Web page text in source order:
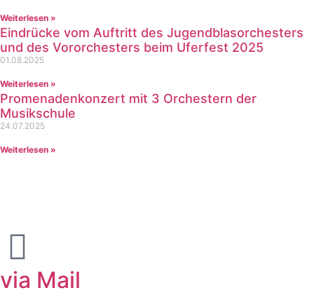
Weiterlesen »
Eindrücke vom Auftritt des Jugendblasorchesters
und des Vororchesters beim Uferfest 2025
01.08.2025
Weiterlesen »
Promenadenkonzert mit 3 Orchestern der
Musikschule
24.07.2025
Weiterlesen »
via Mail